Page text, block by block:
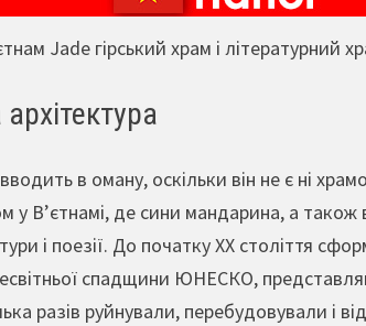
Jade гірський храм і літературний
в оману, оскільки він не є ні
у В’єтнамі, де сини мандарина, а
і поезії. До початку ХХ століття
спадщини ЮНЕСКО,
разів руйнували, перебудовували і